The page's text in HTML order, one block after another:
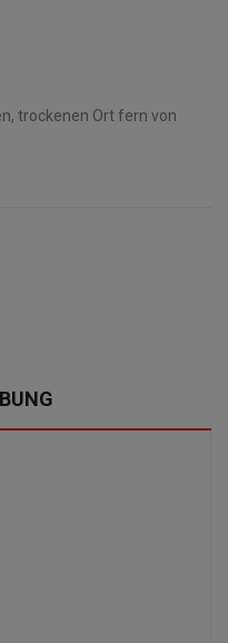
trockenen Ort fern von